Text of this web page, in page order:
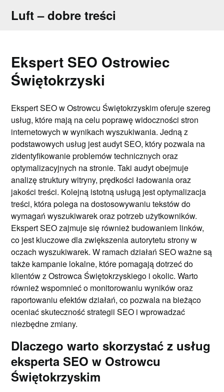
Luft – dobre treści
Ekspert SEO Ostrowiec
Świętokrzyski
Ekspert SEO w Ostrowcu Świętokrzyskim oferuje szereg
usług, które mają na celu poprawę widoczności stron
internetowych w wynikach wyszukiwania. Jedną z
podstawowych usług jest audyt SEO, który pozwala na
zidentyfikowanie problemów technicznych oraz
optymalizacyjnych na stronie. Taki audyt obejmuje
analizę struktury witryny, prędkości ładowania oraz
jakości treści. Kolejną istotną usługą jest optymalizacja
treści, która polega na dostosowywaniu tekstów do
wymagań wyszukiwarek oraz potrzeb użytkowników.
Ekspert SEO zajmuje się również budowaniem linków,
co jest kluczowe dla zwiększenia autorytetu strony w
oczach wyszukiwarek. W ramach działań SEO ważne są
także kampanie lokalne, które pomagają dotrzeć do
klientów z Ostrowca Świętokrzyskiego i okolic. Warto
również wspomnieć o monitorowaniu wyników oraz
raportowaniu efektów działań, co pozwala na bieżąco
oceniać skuteczność strategii SEO i wprowadzać
niezbędne zmiany.
Dlaczego warto skorzystać z usług
eksperta SEO w Ostrowcu
Świętokrzyskim